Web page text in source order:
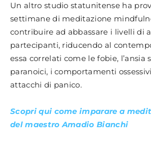
Un altro studio statunitense ha
settimane di meditazione
contribuire ad abbassare i livelli di
partecipanti, riducendo al
essa correlati come le fobie, l’ansia
paranoici, i comportamenti
attacchi di panico.
Scopri qui come imparare a
del maestro Amadio Bianchi